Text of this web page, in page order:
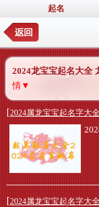
起名
2024龙宝宝起名大全
情▼
[2024属龙宝宝起名字大
[2024属龙宝宝起名字大